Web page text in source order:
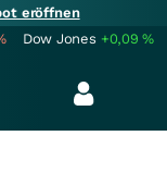
eröffnen
Dow Jones +0,09%